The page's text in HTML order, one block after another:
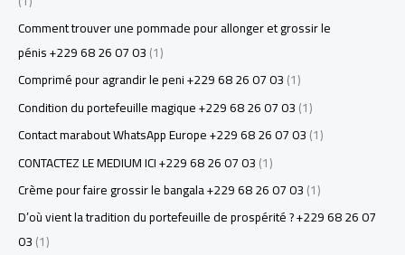
Comment trouver une pommade pour allonger et grossir le
pénis +229 68 26 07 03(1)
Comprimé pour agrandir le peni +229 68 26 07 03(1)
Condition du portefeuille magique +229 68 26 07 03(1)
Contact marabout WhatsApp Europe +229 68 26 07 03(1)
CONTACTEZ LE MEDIUM ICI +229 68 26 07 03(1)
Crème pour faire grossir le bangala +229 68 26 07 03(1)
D’où vient la tradition du portefeuille de prospérité ? +229 68 26 07
03(1)